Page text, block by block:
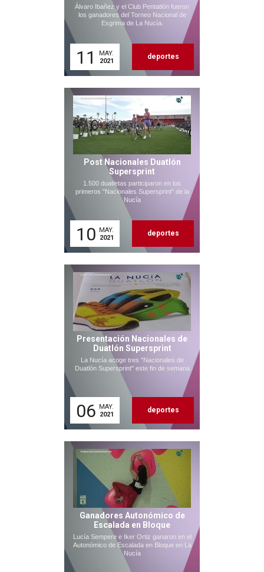
Álvaro Ibañez y el Club Pentatlón fueron
los ganadores del Torneo Nacional de
Esgrima de La Nucía.
11
MAY.
2021
deportes
Post Nacionales Duatlón
Supersprint
1.500 duatletas participaron en los
primeros "Nacionales Supersprint" de la
Nucía
10 MAY.
2021
deportes
Presentación Nacionales de
Duatlón Supersprint
La Nucía acoge tres "Nacionales de
Duatlón Supersprint" este fin de semana
06 MAY.
2021
deportes
Ganadores Autonómico de
Escalada en Bloque
Lucía Sempere e Iker Ortiz ganaron en el
Autonómico de Escalada en Bloque en La
Nucía